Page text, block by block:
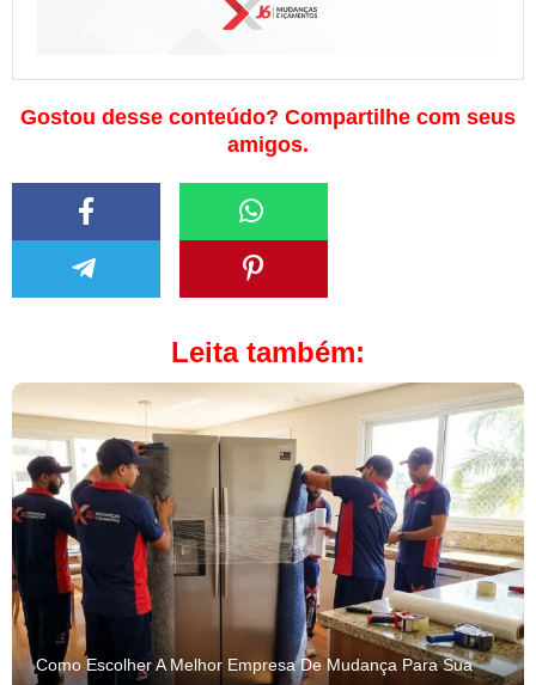
Gostou desse conteúdo? Compartilhe com seus
amigos.
Leita também:
Como Escolher A Melhor Empresa De Mudança Para Sua